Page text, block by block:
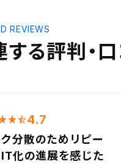
する評判・
REVIEWS
4.7
分散のためリピー
IT化の進展を感じた